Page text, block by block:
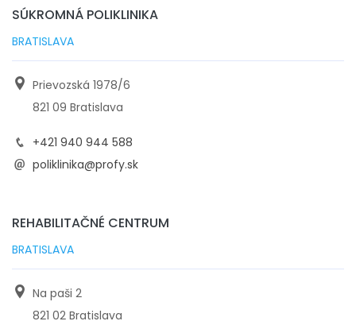
SÚKROMNÁ POLIKLINIKA
BRATISLAVA
Prievozská 1978/6
821 09 Bratislava
+421 940 944 588
poliklinika@profy.sk
REHABILITAČNÉ CENTRUM
BRATISLAVA
Na paši 2
821 02 Bratislava